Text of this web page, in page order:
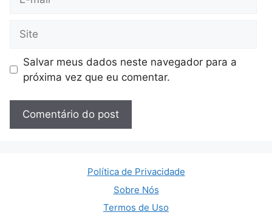
mail
Salvar meus dados neste navegador para a
próxima vez que eu comentar.
Política de Privacidade
Sobre Nós
Termos de Uso